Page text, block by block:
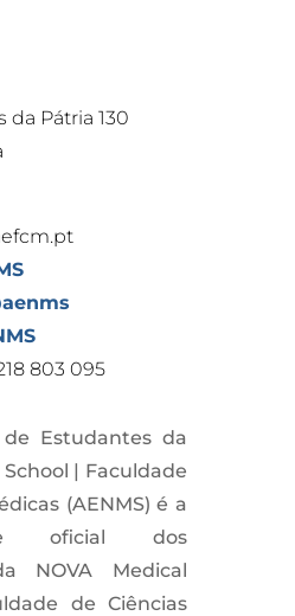
da Pátria 130
803 095
de Estudantes da
School | Faculdade
(AENMS) é a
oficial dos
NOVA Medical
de Ciências